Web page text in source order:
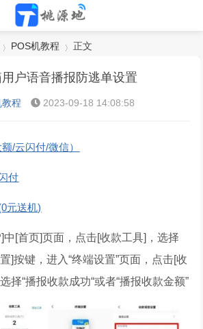
POS机教程
›
正文
户语音播报防逃单设置
教程 2023-09-18 14:08:58
/云闪付/微信）
付
元送机)
中[首页]页面，点击[收款工具]，选择
]按键，进入“终端设置”页面，点击[收
择“播报收款成功“或者“播报收款金额”